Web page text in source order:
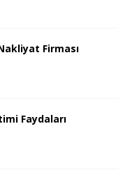
Firması
Faydaları